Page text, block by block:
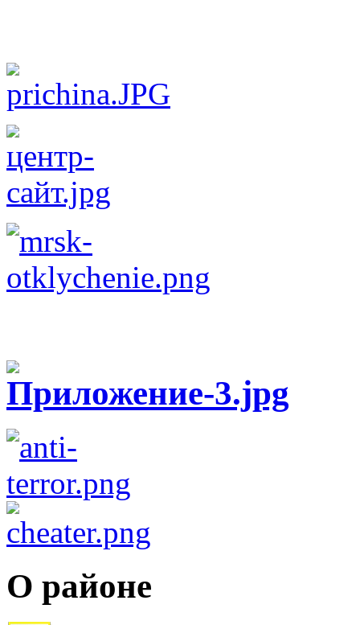
О районе